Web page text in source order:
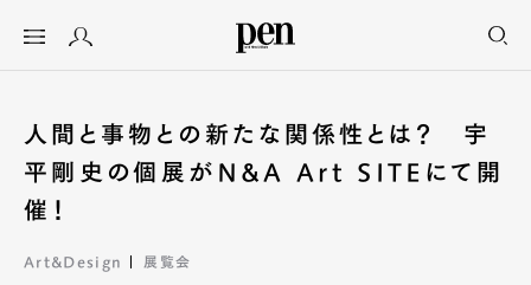
人間と事物との新たな関係性とは？ 宇
平剛史の個展がN&A Art SITEにて開
催！
Art&Design 展覧会